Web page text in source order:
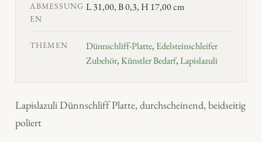
ABMESSUNG
EN
L 31,00, B 0,3, H 17,00 cm
THEMEN Dünnschliff-Platte, Edelsteinschleifer
Zubehör,Künstler Bedarf,Lapislazuli
Lapislazuli Dünnschliff Platte, durchscheinend, beidseitig
poliert